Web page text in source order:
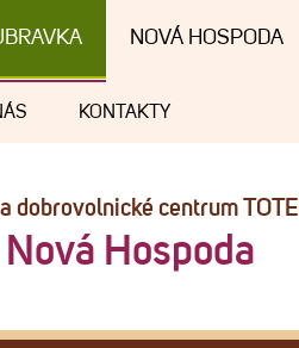
NOVÁ HOSPODA
KONTAKTY
dobrovolnické centrum
Nová Hospoda